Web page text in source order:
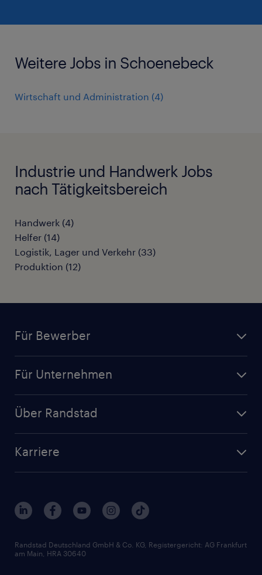
Weitere Jobs in Schoenebeck
Wirtschaft und Administration (4)
Industrie und Handwerk Jobs
nach Tätigkeitsbereich
Handwerk (4)
Helfer (14)
Logistik, Lager und Verkehr (33)
Produktion (12)
Für Bewerber
Initiativbewerbung
Randstad Akademie
Für Unternehmen
Branchen
Über Randstad
Interne Karriere
FAQ - Bewerber / Kunden
Zertifikate und Auszeichnungen
Karriere
Berufsprofile
Gehaltsthemen
Bewerbungsratgeber
Randstad Deutschland GmbH & Co. KG, Registergericht: AG Frankfurt
am Main, HRA 30640